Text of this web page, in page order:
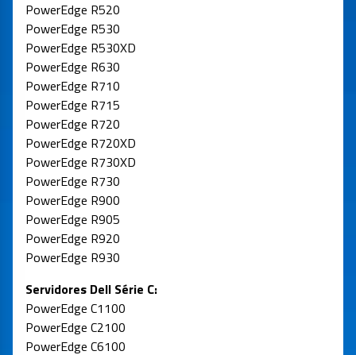
PowerEdge R520
PowerEdge R530
PowerEdge R530XD
PowerEdge R630
PowerEdge R710
PowerEdge R715
PowerEdge R720
PowerEdge R720XD
PowerEdge R730XD
PowerEdge R730
PowerEdge R900
PowerEdge R905
PowerEdge R920
PowerEdge R930
Servidores Dell Série C:
PowerEdge C1100
PowerEdge C2100
PowerEdge C6100